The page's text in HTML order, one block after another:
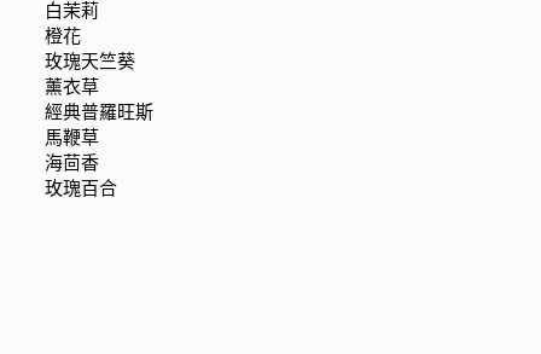
白茉莉
橙花
玫瑰天竺葵
薰衣草
經典普羅旺斯
馬鞭草
海茴香
玫瑰百合